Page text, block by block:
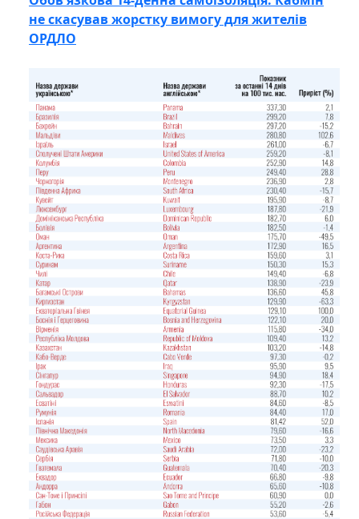
не скасував жорстку вимогу для жителів
ОРДЛО